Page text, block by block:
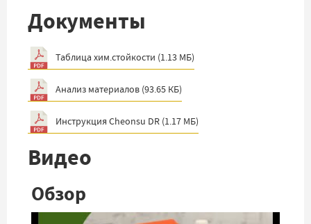
Документы
Таблица хим.стойкости (1.13 МБ)
Анализ материалов (93.65 КБ)
Инструкция Cheonsu DR (1.17 МБ)
Видео
Обзор